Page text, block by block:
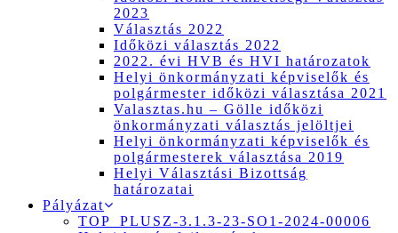
2023
Választás 2022
Időközi választás 2022
2022. évi HVB és HVI határozatok
Helyi önkormányzati képviselők és
polgármester időközi választása 2021
Valasztas.hu – Gölle időközi
önkormányzati választás jelöltjei
Helyi önkormányzati képviselők és
polgármesterek választása 2019
Helyi Választási Bizottság
határozatai
Pályázat
TOP_PLUSZ-3.1.3-23-SO1-2024-00006